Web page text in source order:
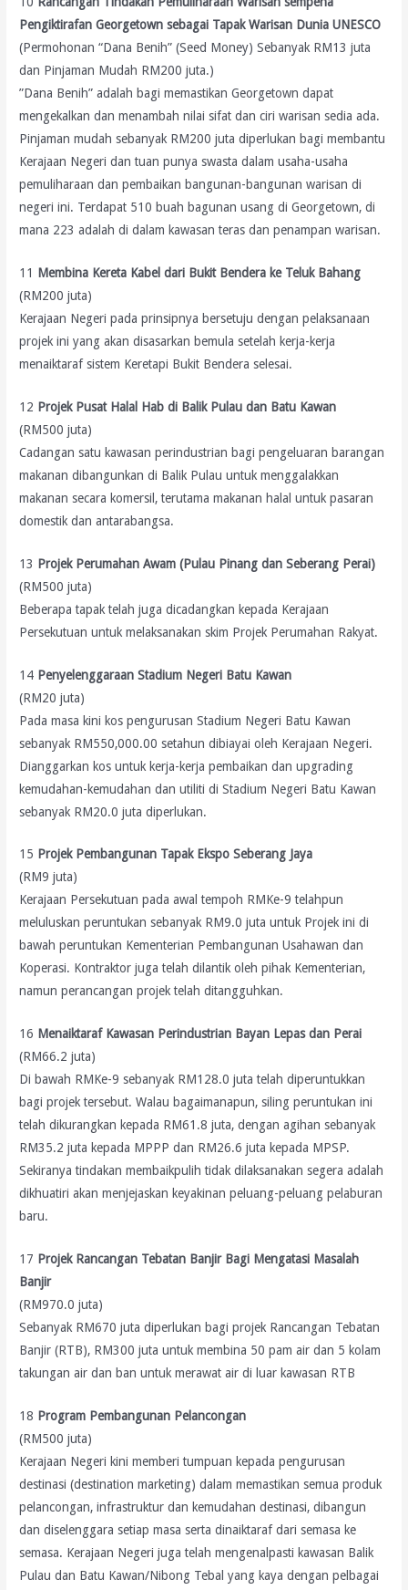
Pengiktirafan Georgetown sebagai Tapak Warisan Dunia UNESCO
(Permohonan “Dana Benih” (Seed Money) Sebanyak RM13 juta
dan Pinjaman Mudah RM200 juta.)
”Dana Benih” adalah bagi memastikan Georgetown dapat
mengekalkan dan menambah nilai sifat dan ciri warisan sedia ada.
Pinjaman mudah sebanyak RM200 juta diperlukan bagi membantu
Kerajaan Negeri dan tuan punya swasta dalam usaha-usaha
pemuliharaan dan pembaikan bangunan-bangunan warisan di
negeri ini. Terdapat 510 buah bagunan usang di Georgetown, di
mana 223 adalah di dalam kawasan teras dan penampan warisan.
11 Membina Kereta Kabel dari Bukit Bendera ke Teluk Bahang
(RM200 juta)
Kerajaan Negeri pada prinsipnya bersetuju dengan pelaksanaan
projek ini yang akan disasarkan bemula setelah kerja-kerja
menaiktaraf sistem Keretapi Bukit Bendera selesai.
12 Projek Pusat Halal Hab di Balik Pulau dan Batu Kawan
(RM500 juta)
Cadangan satu kawasan perindustrian bagi pengeluaran barangan
makanan dibangunkan di Balik Pulau untuk menggalakkan
makanan secara komersil, terutama makanan halal untuk pasaran
domestik dan antarabangsa.
13 Projek Perumahan Awam (Pulau Pinang dan Seberang Perai)
(RM500 juta)
Beberapa tapak telah juga dicadangkan kepada Kerajaan
Persekutuan untuk melaksanakan skim Projek Perumahan Rakyat.
14 Penyelenggaraan Stadium Negeri Batu Kawan
(RM20 juta)
Pada masa kini kos pengurusan Stadium Negeri Batu Kawan
sebanyak RM550,000.00 setahun dibiayai oleh Kerajaan Negeri.
Dianggarkan kos untuk kerja-kerja pembaikan dan upgrading
kemudahan-kemudahan dan utiliti di Stadium Negeri Batu Kawan
sebanyak RM20.0 juta diperlukan.
15 Projek Pembangunan Tapak Ekspo Seberang Jaya
(RM9 juta)
Kerajaan Persekutuan pada awal tempoh RMKe-9 telahpun
meluluskan peruntukan sebanyak RM9.0 juta untuk Projek ini di
bawah peruntukan Kementerian Pembangunan Usahawan dan
Koperasi. Kontraktor juga telah dilantik oleh pihak Kementerian,
namun perancangan projek telah ditangguhkan.
16 Menaiktaraf Kawasan Perindustrian Bayan Lepas dan Perai
(RM66.2 juta)
Di bawah RMKe-9 sebanyak RM128.0 juta telah diperuntukkan
bagi projek tersebut. Walau bagaimanapun, siling peruntukan ini
telah dikurangkan kepada RM61.8 juta, dengan agihan sebanyak
RM35.2 juta kepada MPPP dan RM26.6 juta kepada MPSP.
Sekiranya tindakan membaikpulih tidak dilaksanakan segera adalah
dikhuatiri akan menjejaskan keyakinan peluang-peluang pelaburan
baru.
17 Projek Rancangan Tebatan Banjir Bagi Mengatasi Masalah
Banjir
(RM970.0 juta)
Sebanyak RM670 juta diperlukan bagi projek Rancangan Tebatan
Banjir (RTB), RM300 juta untuk membina 50 pam air dan 5 kolam
takungan air dan ban untuk merawat air di luar kawasan RTB
18 Program Pembangunan Pelancongan
(RM500 juta)
Kerajaan Negeri kini memberi tumpuan kepada pengurusan
destinasi (destination marketing) dalam memastikan semua produk
pelancongan, infrastruktur dan kemudahan destinasi, dibangun
dan diselenggara setiap masa serta dinaiktaraf dari semasa ke
semasa. Kerajaan Negeri juga telah mengenalpasti kawasan Balik
Pulau dan Batu Kawan/Nibong Tebal yang kaya dengan pelbagai